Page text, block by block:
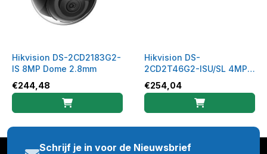
Hikvision DS-2CD2183G2-
IS 8MP Dome 2.8mm
€244,48
Hikvision DS-
2CD2T46G2-ISU/SL 4MP
Bullet
€254,04
Schrijf je in voor de Nieuwsbrief